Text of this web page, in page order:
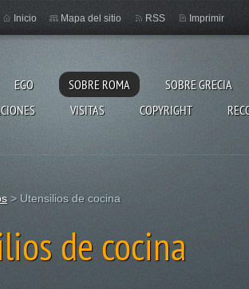
EGO SOBRE ROMA SOBRE GRECIA
VISITAS COPYRIGHT
Inicio Mapa del sitio RSS Imprimir
> Utensilios de cocina
de cocina